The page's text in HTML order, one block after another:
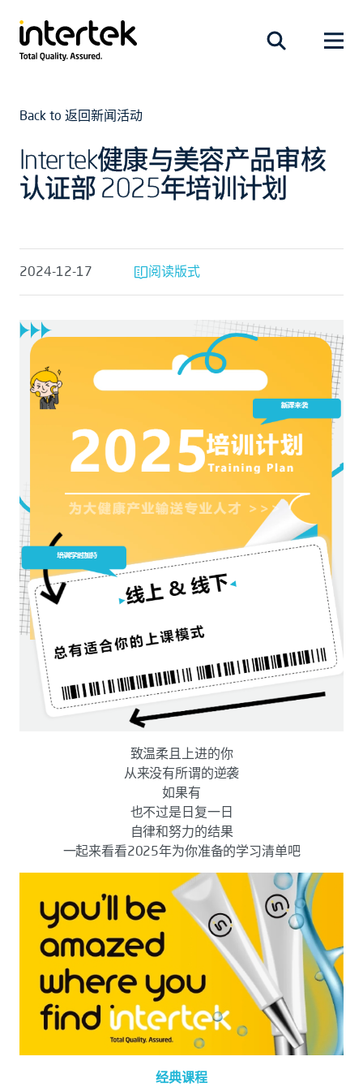
Back to 返回新闻活动
Intertek健康与美容产品审核
认证部 2025年培训计划
2024-12-17 阅读版式
致温柔且上进的你
从来没有所谓的逆袭
如果有
也不过是日复一日
自律和努力的结果
一起来看看2025年为你准备的学习清单吧
经典课程